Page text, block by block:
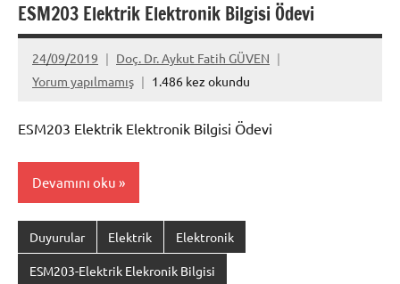
ESM203 Elektrik Elektronik Bilgisi Ödevi
24/09/2019
Doç. Dr. Aykut Fatih GÜVEN
Yorum yapılmamış
1.486 kez okundu
ESM203 Elektrik Elektronik Bilgisi Ödevi
Devamını oku
Duyurular Elektrik Elektronik
ESM203-Elektrik Elekronik Bilgisi